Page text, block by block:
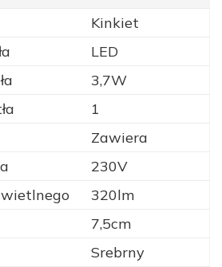
Kinkiet
LED
3,7W
1
Zawiera
230V
320lm
7,5cm
Srebrny